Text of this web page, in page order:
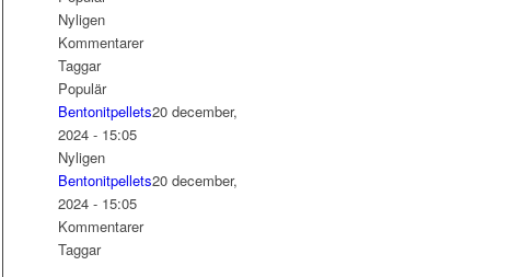
Nyligen
Kommentarer
Taggar
Populär
Bentonitpellets20 december,
2024 - 15:05
Nyligen
Bentonitpellets20 december,
2024 - 15:05
Kommentarer
Taggar